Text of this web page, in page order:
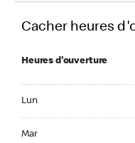
Cacher heures
Heures d'ouverture
Lun
Mar